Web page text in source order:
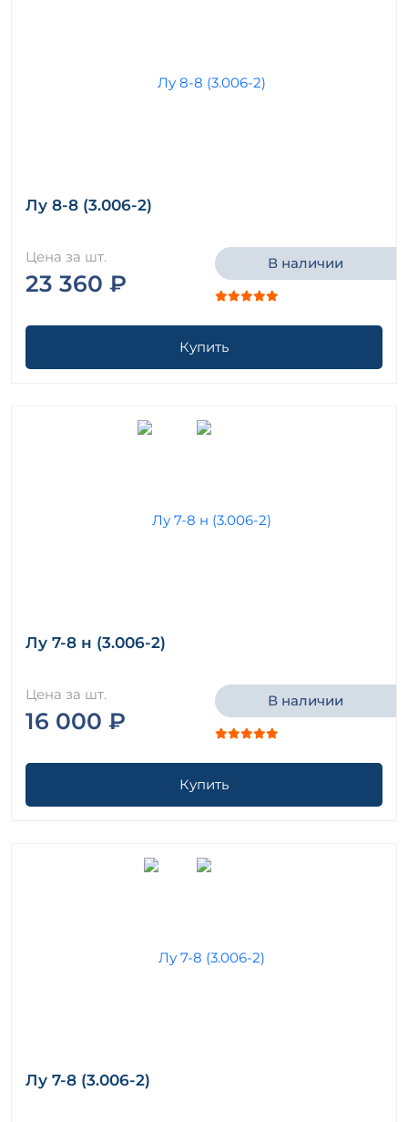
Лу 8-8 (3.006-2)
Цена за шт.
23 360 ₽
В наличии
Купить
Лу 7-8 н (3.006-2)
Цена за шт.
16 000 ₽
В наличии
Купить
Лу 7-8 (3.006-2)